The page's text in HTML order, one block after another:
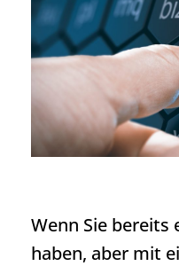
Wenn Sie bereits
haben, aber mit